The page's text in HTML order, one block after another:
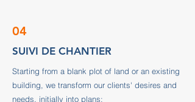
04
SUIVI DE CHANTIER
Starting from a blank plot of land or an existing
building, we transform our clients' desires and
needs, initially into plans: